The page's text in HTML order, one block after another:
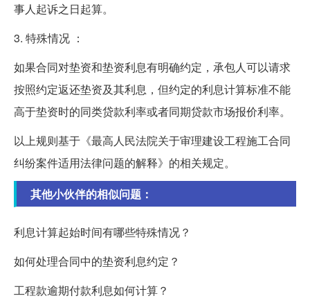
事人起诉之日起算。
3. 特殊情况 ：
如果合同对垫资和垫资利息有明确约定，承包人可以请求
按照约定返还垫资及其利息，但约定的利息计算标准不能
高于垫资时的同类贷款利率或者同期贷款市场报价利率。
以上规则基于《最高人民法院关于审理建设工程施工合同
纠纷案件适用法律问题的解释》的相关规定。
其他小伙伴的相似问题：
利息计算起始时间有哪些特殊情况？
如何处理合同中的垫资利息约定？
工程款逾期付款利息如何计算？